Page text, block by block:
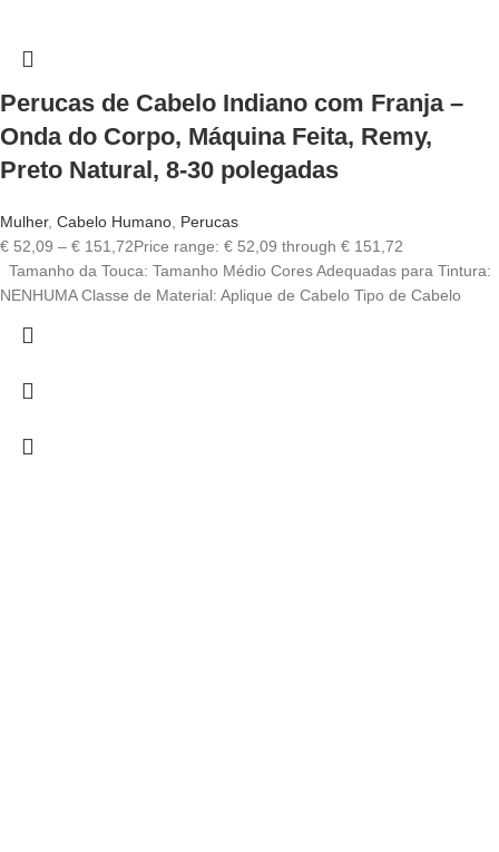
Perucas de Cabelo Indiano com Franja –
Onda do Corpo, Máquina Feita, Remy,
Preto Natural, 8-30 polegadas
Mulher, Cabelo Humano Perucas
€ 52,09 – € 151,72Price range: € 52,09 through € 151,72
Tamanho da Touca: Tamanho Médio Cores Adequadas para Tintura:
NENHUMA Classe de Material: Aplique de Cabelo Tipo de Cabelo